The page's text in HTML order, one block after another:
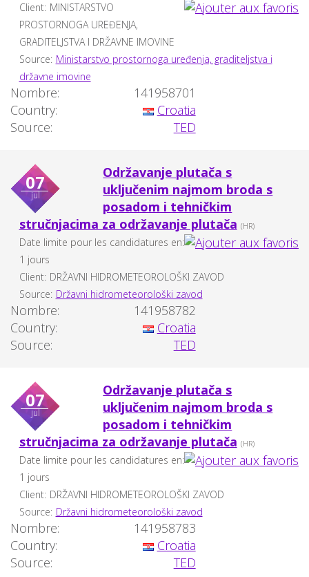
Client: MINISTARSTVO
PROSTORNOGA UREĐENJA,
GRADITELJSTVA I DRŽAVNE IMOVINE
Source: Ministarstvo prostornoga uređenja, graditeljstva i
državne imovine
Nombre:
141958701
Country:
Croatia
Source:
TED
07
jul
Održavanje plutača s
uključenim najmom broda s
posadom i tehničkim
stručnjacima za održavanje plutača (HR)
Date limite pour les candidatures en:
1 jours
Client: DRŽAVNI HIDROMETEOROLOŠKI ZAVOD
Source: Državni hidrometeorološki zavod
Nombre:
141958782
Country:
Croatia
Source:
TED
07
jul
Održavanje plutača s
uključenim najmom broda s
posadom i tehničkim
stručnjacima za održavanje plutača (HR)
Date limite pour les candidatures en:
1 jours
Client: DRŽAVNI HIDROMETEOROLOŠKI ZAVOD
Source: Državni hidrometeorološki zavod
Nombre:
141958783
Country:
Croatia
Source:
TED